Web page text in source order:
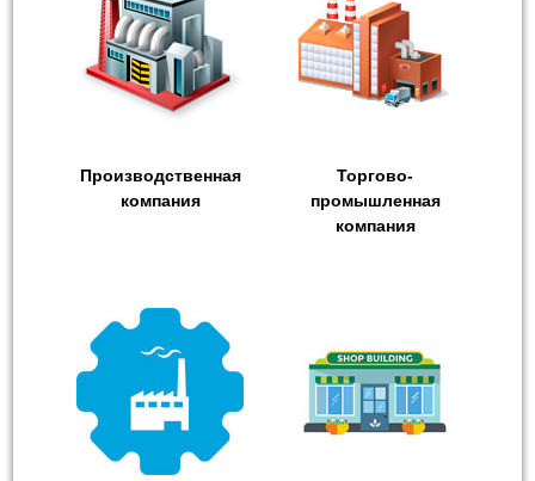
Производственная
компания
Торгово-
промышленная
компания